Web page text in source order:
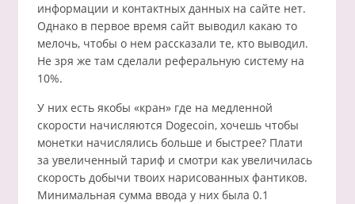
информации и контактных данных на сайте нет.
Однако в первое время сайт выводил какаю то
мелочь, чтобы о нем рассказали те, кто выводил.
Не зря же там сделали реферальную систему на
10%.
У них есть якобы «кран» где на медленной
скорости начисляются Dogecoin, хочешь чтобы
монетки начислялись больше и быстрее? Плати
за увеличенный тариф и смотри как увеличилась
скорость добычи твоих нарисованных фантиков.
Минимальная сумма ввода у них была 0.1